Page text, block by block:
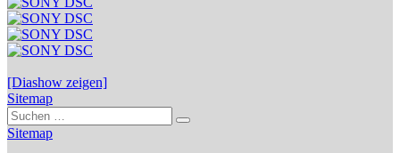
[Diashow zeigen]
Sitemap
Suchen
nach:
Suchen
Sitemap